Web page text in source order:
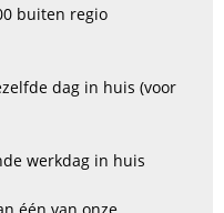
buiten regio
dag in huis (voor
werkdag in huis